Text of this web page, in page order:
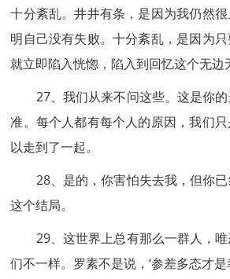
十分紊乱。井井有条，是因为我仍然
明自己没有失败。十分紊乱，是因为
就立即陷入恍惚，陷入到回忆这个无边
27、我们从来不问这些。这是你的
准。每个人都有每个人的原因，我们
以走到了一起。
28、是的，你害怕失去我，但你已
这个结局。
29、这世界上总有那么一群人，唯
们不一样。罗素不是说，‘参差多态才是